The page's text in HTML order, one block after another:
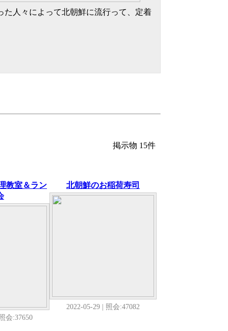
人々によって北朝鮮に流行って、定着
掲示物 15件
教室＆ラン
会:37650
北朝鮮のお稲荷寿司
2022-05-29 | 照会:47082